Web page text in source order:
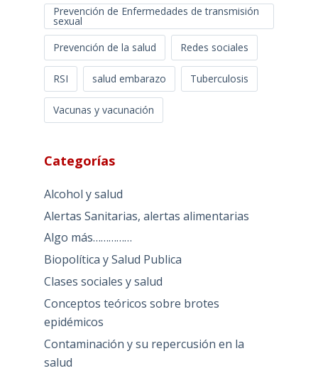
Prevención de Enfermedades de transmisión
sexual
Prevención de la salud
Redes sociales
RSI salud embarazo Tuberculosis
Vacunas y vacunación
Categorías
Alcohol y salud
Alertas Sanitarias, alertas alimentarias
Algo más……………
Biopolítica y Salud Publica
Clases sociales y salud
Conceptos teóricos sobre brotes
epidémicos
Contaminación y su repercusión en la
salud